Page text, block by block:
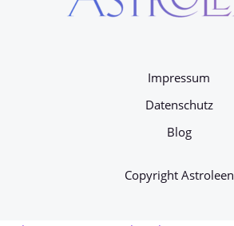
Impressum
Datenschutz
Blog
Copyright Astroleen